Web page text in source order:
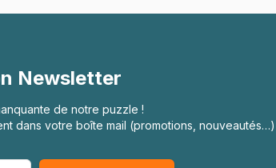
Newsletter
de notre puzzle !
dans votre boîte mail (promotions, nouveautés…)